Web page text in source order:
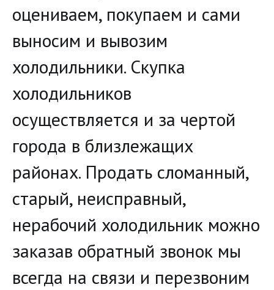
оцениваем, покупаем и сами
выносим и вывозим
холодильники. Скупка
холодильников
осуществляется и за чертой
города в близлежащих
районах. Продать сломанный,
старый, неисправный,
нерабочий холодильник можно
заказав обратный звонок мы
всегда на связи и перезвоним